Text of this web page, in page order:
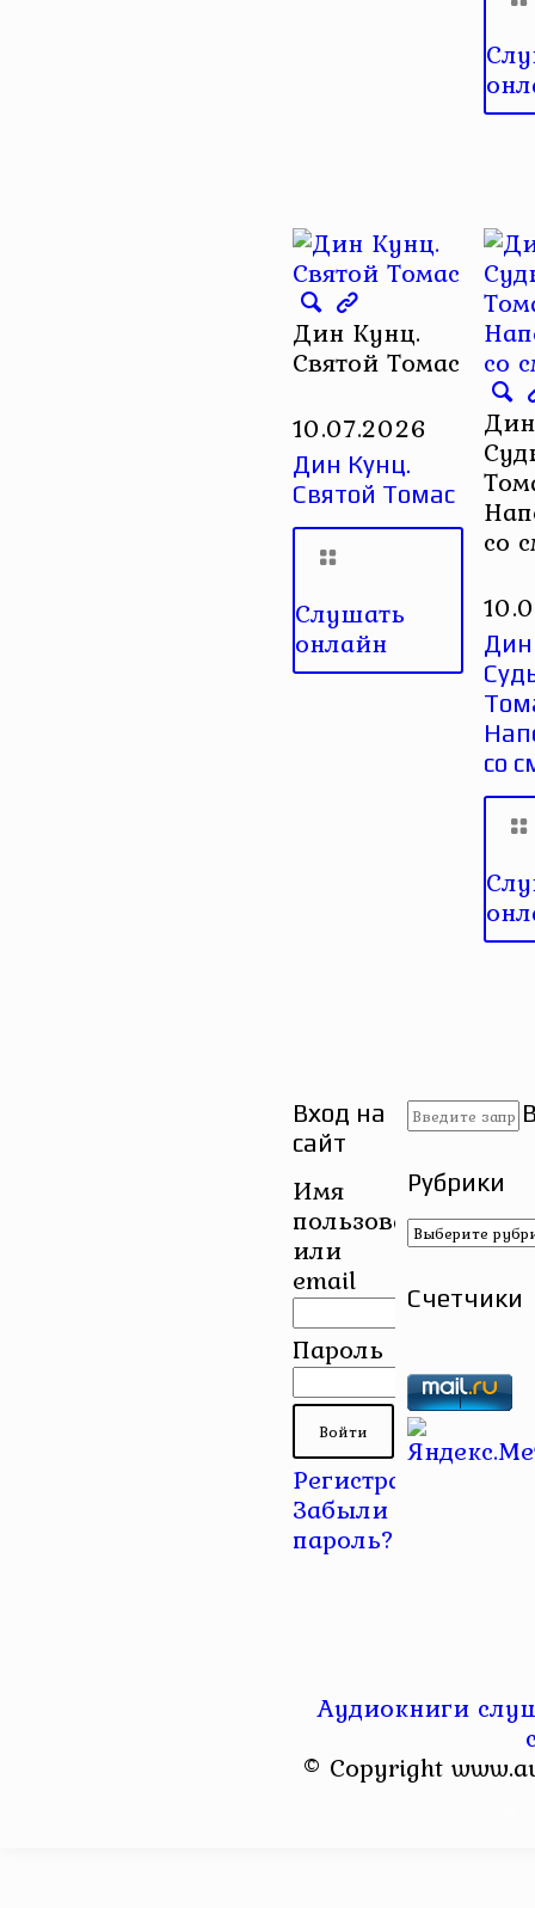
Дин Кунц.
Святой Томас
10.07.2026
Дин Кунц.
Святой Томас
Слушать
онлайн
со
Дин
со
Вход на
сайт
Имя
пользователя
или
email
Пароль
Регистрация
Забыли
пароль?
Рубрики
Рубрики
Счетчики
Аудиокниги
© Copyright